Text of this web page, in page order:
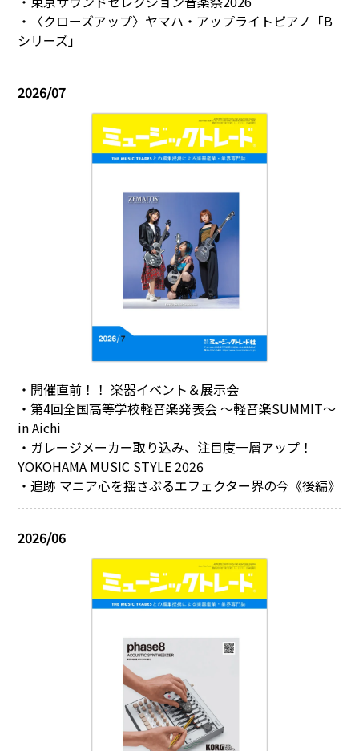
・〈クローズアップ〉ヤマハ・アップライトピアノ「B
シリーズ」
2026/07
・開催直前！！ 楽器イベント＆展示会
・第4回全国高等学校軽音楽発表会 ～軽音楽SUMMIT～
in Aichi
・ガレージメーカー取り込み、注目度一層アップ！
YOKOHAMA MUSIC STYLE 2026
・追跡 マニア心を揺さぶるエフェクター界の今《後編》
2026/06